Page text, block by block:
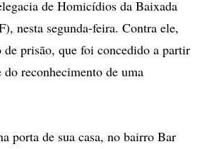
de Homicídios da Baixada
nesta segunda-feira. Contra ele,
de prisão, que foi concedido a partir
do reconhecimento de uma
porta de sua casa, no bairro Bar